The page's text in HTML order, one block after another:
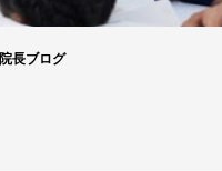
院長ブログ